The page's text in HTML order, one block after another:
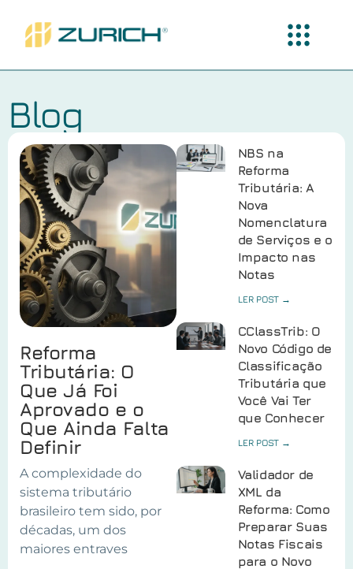
Blog
Reforma
Tributária: O
Que Já Foi
Aprovado e o
Que Ainda Falta
Definir
A complexidade do
sistema tributário
brasileiro tem sido, por
décadas, um dos
maiores entraves
NBS na
Reforma
Tributária: A
Nova
Nomenclatura
de Serviços e o
Impacto nas
Notas
LER POST →
CClassTrib: O
Novo Código de
Classificação
Tributária que
Você Vai Ter
que Conhecer
LER POST →
Validador de
XML da
Reforma: Como
Preparar Suas
Notas Fiscais
para o Novo